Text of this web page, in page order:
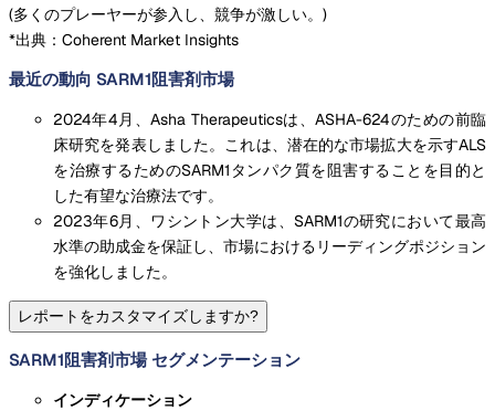
(多くのプレーヤーが参入し、競争が激しい。 )
*出典：Coherent Market Insights
最近の動向 SARM1阻害剤市場
2024年4月、Asha Therapeuticsは、ASHA-624のための前臨
床研究を発表しました。これは、潜在的な市場拡大を示すALS
を治療するためのSARM1タンパク質を阻害することを目的と
した有望な治療法です。
2023年6月、ワシントン大学は、SARM1の研究において最高
水準の助成金を保証し、市場におけるリーディングポジション
を強化しました。
レポートをカスタマイズしますか?
SARM1阻害剤市場 セグメンテーション
インディケーション